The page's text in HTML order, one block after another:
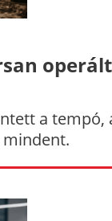
a tempó,